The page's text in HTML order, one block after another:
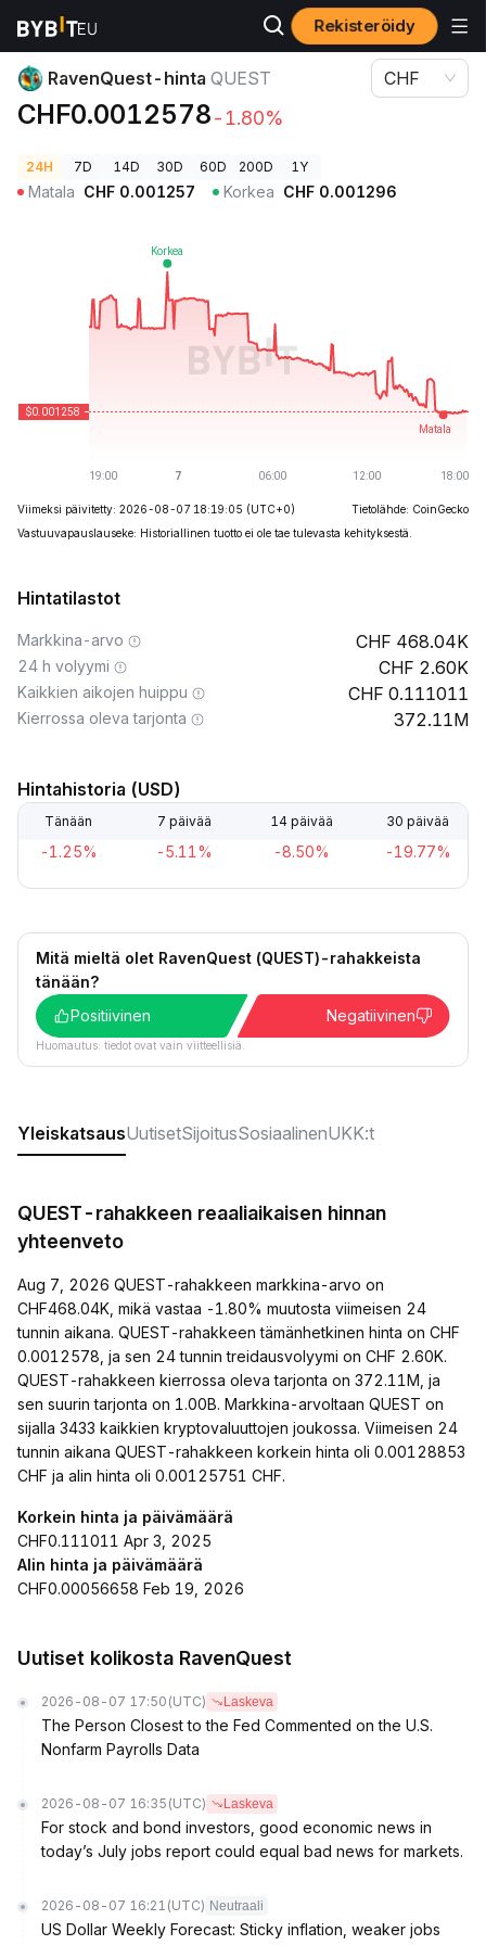
Rekisteröidy
Kryptohinnat RavenQuest-hinta QUEST
RavenQuest-hinta QUEST
CHF0.0012578-1.80%
CHF
24H 7D 14D 30D 60D 200D 1Y
Matala CHF 0.001257 Korkea CHF 0.001296
Viimeksi päivitetty: 2026-08-07 18:19:05 (UTC+0)
Tietolähde: CoinGecko
Vastuuvapauslauseke: Historiallinen tuotto ei ole tae tulevasta kehityksestä.
Hintatilastot
Markkina-arvo 468.04K
24 h volyymi 2.60K
Kaikkien aikojen huippu 0.111011
Kierrossa oleva tarjonta 372.11M
Hintahistoria (USD)
Tänään 7 päivää 14 päivää 30 päivää
-1.25% -5.11% -8.50% -19.77%
Mitä mieltä olet RavenQuest (QUEST)-rahakkeista
tänään?
Positiivinen
Negatiivinen
Huomautus: tiedot ovat vain viitteellisiä.
YleiskatsausUutisetSijoitusSosiaalinenUKK:t
QUEST-rahakkeen reaaliaikaisen hinnan
yhteenveto
Aug 7, 2026 QUEST-rahakkeen markkina-arvo on
CHF468.04K, mikä vastaa -1.80% muutosta viimeisen 24
tunnin aikana. QUEST-rahakkeen tämänhetkinen hinta on CHF
0.0012578, ja sen 24 tunnin treidausvolyymi on CHF 2.60K.
QUEST-rahakkeen kierrossa oleva tarjonta on 372.11M, ja
sen suurin tarjonta on 1.00B. Markkina-arvoltaan QUEST on
sijalla 3433 kaikkien kryptovaluuttojen joukossa. Viimeisen 24
tunnin aikana QUEST-rahakkeen korkein hinta oli 0.00128853
CHF ja alin hinta oli 0.00125751 CHF.
Korkein hinta ja päivämäärä
CHF0.111011 Apr 3, 2025
Alin hinta ja päivämäärä
CHF0.00056658 Feb 19, 2026
Uutiset kolikosta RavenQuest
2026-08-07 17:50 (UTC) Laskeva
The Person Closest to the Fed Commented on the U.S.
Nonfarm Payrolls Data
2026-08-07 16:35 (UTC) Laskeva
For stock and bond investors, good economic news in
today’s July jobs report could equal bad news for markets.
2026-08-07 16:21 (UTC) Neutraali
US Dollar Weekly Forecast: Sticky inflation, weaker jobs